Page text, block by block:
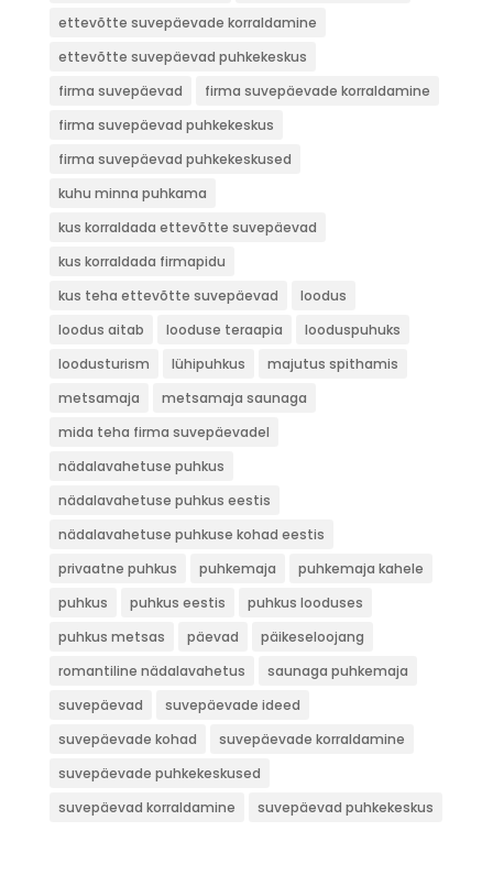
ettevõtte suvepäevade korraldamine
ettevõtte suvepäevad puhkekeskus
firma suvepäevad
firma suvepäevade korraldamine
firma suvepäevad puhkekeskus
firma suvepäevad puhkekeskused
kuhu minna puhkama
kus korraldada ettevõtte suvepäevad
kus korraldada firmapidu
kus teha ettevõtte suvepäevad
loodus
loodus aitab
looduse teraapia
looduspuhuks
loodusturism
lühipuhkus
majutus spithamis
metsamaja
metsamaja saunaga
mida teha firma suvepäevadel
nädalavahetuse puhkus
nädalavahetuse puhkus eestis
nädalavahetuse puhkuse kohad eestis
privaatne puhkus
puhkemaja
puhkemaja kahele
puhkus
puhkus eestis
puhkus looduses
puhkus metsas
päevad
päikeseloojang
romantiline nädalavahetus
saunaga puhkemaja
suvepäevad
suvepäevade ideed
suvepäevade kohad
suvepäevade korraldamine
suvepäevade puhkekeskused
suvepäevad korraldamine
suvepäevad puhkekeskus